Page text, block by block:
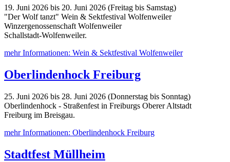
19. Juni 2026 bis 20. Juni 2026 (Freitag bis Samstag)
"Der Wolf tanzt" Wein & Sektfestival Wolfenweiler
Winzergenossenschaft Wolfenweiler
Schallstadt-Wolfenweiler.
mehr Informationen: Wein & Sektfestival Wolfenweiler
Oberlindenhock Freiburg
25. Juni 2026 bis 28. Juni 2026 (Donnerstag bis Sonntag)
Oberlindenhock - Straßenfest in Freiburgs Oberer Altstadt
Freiburg im Breisgau.
mehr Informationen: Oberlindenhock Freiburg
Stadtfest Müllheim